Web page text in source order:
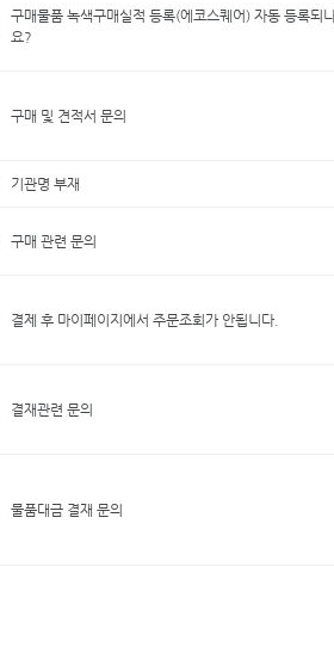
구매물품 녹색구매실적 등록(에코스퀘어) 자동 등록되
요?
구매 및 견적서 문의
기관명 부재
구매 관련 문의
결제 후 마이페이지에서 주문조회가 안됩니다.
결재관련 문의
물품대금 결재 문의